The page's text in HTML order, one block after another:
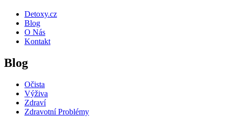
Detoxy.cz
Blog
O Nás
Kontakt
Blog
Očista
Výživa
Zdraví
Zdravotní Problémy